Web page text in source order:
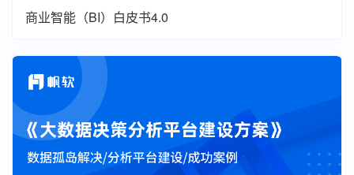
商业智能（BI）白皮书4.0